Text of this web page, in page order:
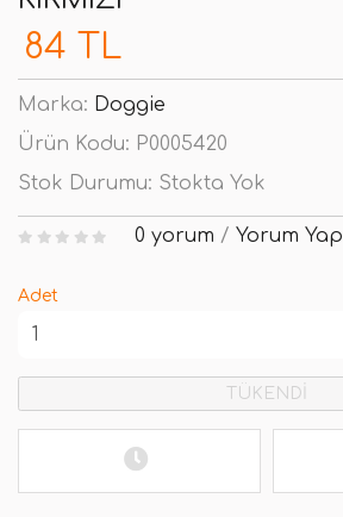
84 TL
Marka: Doggie
Ürün Kodu: P0005420
Stok Durumu: Stokta Yok
0 yorum / Yorum Yap
Adet
TÜKENDİ